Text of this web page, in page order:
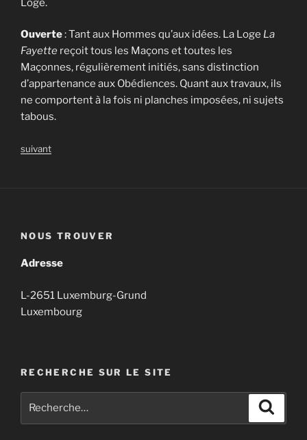
Ouverte: Tant aux Hommes qu’aux idées. La Loge La
Fayette reçoit tous les Maçons et toutes les
Maçonnes, régulièrement initiés, sans distinction
d’appartenance aux Obédiences. Quant aux travaux, ils
ne comportent à la fois ni planches imposées, ni sujets
tabous.
suivant
NOUS TROUVER
Adresse
L-2651 Luxemburg-Grund
Luxembourg
RECHERCHE SUR LE SITE